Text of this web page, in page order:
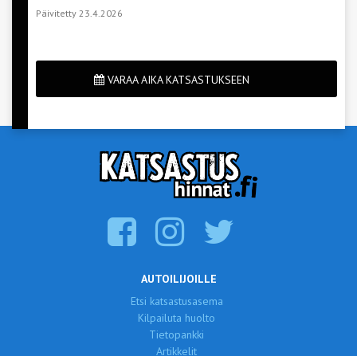
Päivitetty 23.4.2026
VARAA AIKA KATSASTUKSEEN
AUTOILIJOILLE
Etsi katsastusasema
Kilpailuta huolto
Tietopankki
Artikkelit